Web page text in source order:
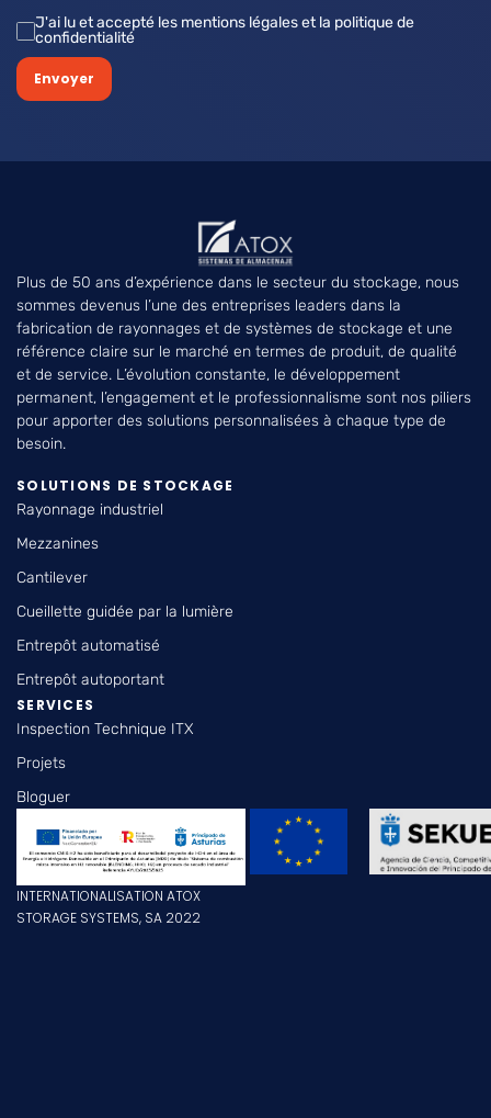
J'ai lu et accepté les mentions légales et la politique de
confidentialité
Envoyer
Plus de 50 ans d’expérience dans le secteur du stockage, nous
sommes devenus l’une des entreprises leaders dans la
fabrication de rayonnages et de systèmes de stockage et une
référence claire sur le marché en termes de produit, de qualité
et de service. L’évolution constante, le développement
permanent, l’engagement et le professionnalisme sont nos piliers
pour apporter des solutions personnalisées à chaque type de
besoin.
SOLUTIONS DE STOCKAGE
Rayonnage industriel
Mezzanines
Cantilever
Cueillette guidée par la lumière
Entrepôt automatisé
Entrepôt autoportant
SERVICES
Inspection Technique ITX
Projets
Bloguer
INTERNATIONALISATION ATOX
STORAGE SYSTEMS, SA 2022